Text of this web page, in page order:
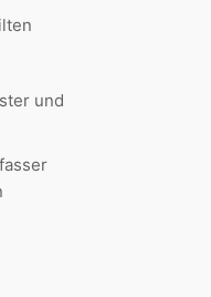
und